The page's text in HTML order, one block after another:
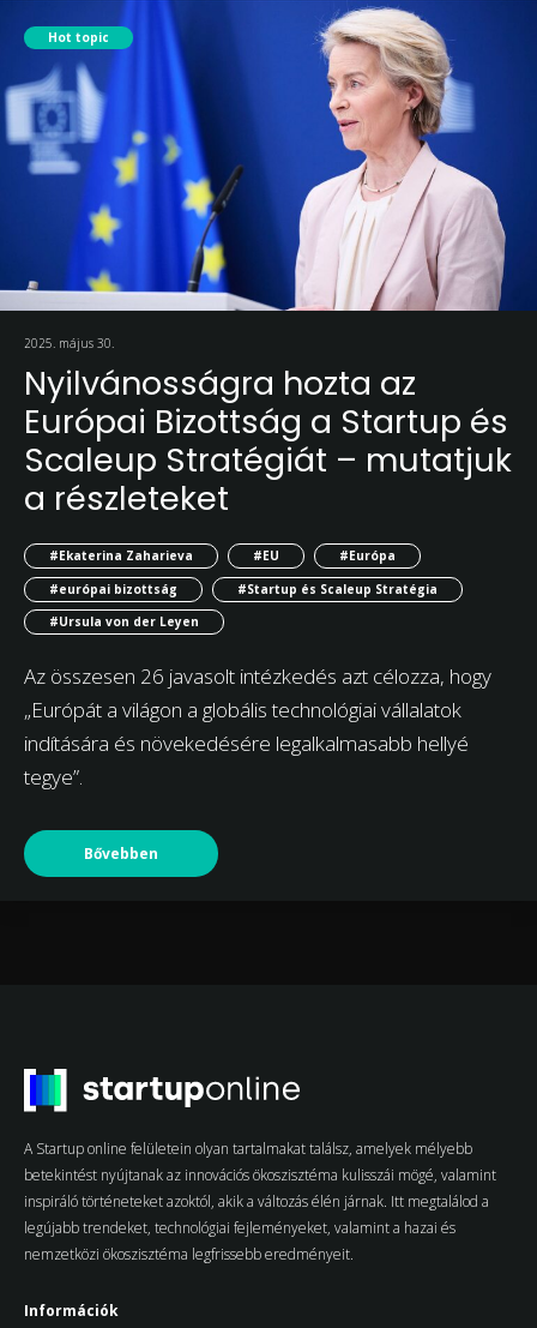
Hot topic
2025. május 30.
Nyilvánosságra hozta az
Európai Bizottság a Startup és
Scaleup Stratégiát – mutatjuk
a részleteket
#Ekaterina Zaharieva #EU
#Európa
#európai bizottság
#Startup és Scaleup Stratégia
#Ursula von der Leyen
Az összesen 26 javasolt intézkedés azt célozza, hogy
„Európát a világon a globális technológiai vállalatok
indítására és növekedésére legalkalmasabb hellyé
tegye”.
Bővebben
A Startup online felületein olyan tartalmakat találsz, amelyek mélyebb
betekintést nyújtanak az innovációs ökoszisztéma kulisszái mögé, valamint
inspiráló történeteket azoktól, akik a változás élén járnak. Itt megtalálod a
legújabb trendeket, technológiai fejleményeket, valamint a hazai és
nemzetközi ökoszisztéma legfrissebb eredményeit.
Információk